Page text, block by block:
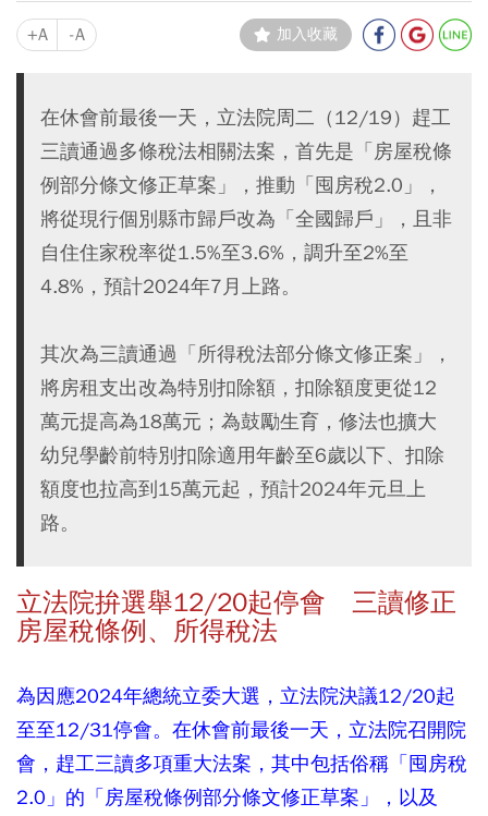
+A -A 加入收藏
在休會前最後一天，立法院周二（12/19）趕工
三讀通過多條稅法相關法案，首先是「房屋稅條
例部分條文修正草案」，推動「囤房稅2.0」，
將從現行個別縣市歸戶改為「全國歸戶」，且非
自住住家稅率從1.5%至3.6%，調升至2%至
4.8%，預計2024年7月上路。
其次為三讀通過「所得稅法部分條文修正案」，
將房租支出改為特別扣除額，扣除額度更從12
萬元提高為18萬元；為鼓勵生育，修法也擴大
幼兒學齡前特別扣除適用年齡至6歲以下、扣除
額度也拉高到15萬元起，預計2024年元旦上
路。
立法院拚選舉12/20起停會 三讀修正
房屋稅條例、所得稅法
為因應2024年總統立委大選，立法院決議12/20起
至至12/31停會。在休會前最後一天，立法院召開院
會，趕工三讀多項重大法案，其中包括俗稱「囤房稅
2.0」的「房屋稅條例部分條文修正草案」，以及